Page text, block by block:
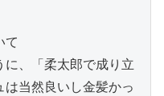
て
に、「柔太郎で成り立
当然良いし金髪かっ